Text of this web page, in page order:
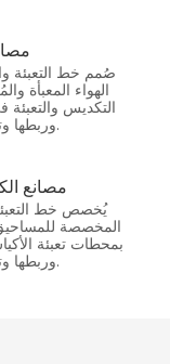
صُمم خط التعبئة
الهواء المعبأة
التكديس
وربطها وتغليفها بالبلاستيك المطاطي تلقائيًا.
مصانع
يُخصص خط
المخصصة للمساحيق
بمحطات تعبئة
وربطها وتغليفها بالبلاستيك المطاطي تلقائيًا.